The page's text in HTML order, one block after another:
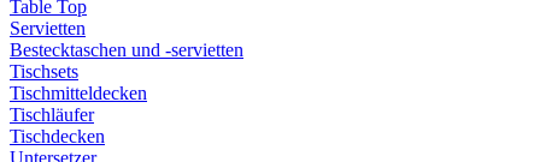
Table Top
Servietten
Bestecktaschen und -servietten
Tischsets
Tischmitteldecken
Tischläufer
Tischdecken